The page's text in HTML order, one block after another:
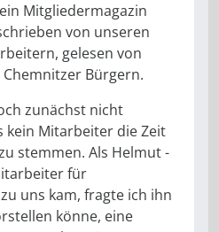
Mitgliedermagazin
von unseren
gelesen von
Bürgern.
zunächst nicht
kein Mitarbeiter die Zeit
stemmen. Als Helmut
für
uns kam, fragte ich ihn
könne, eine